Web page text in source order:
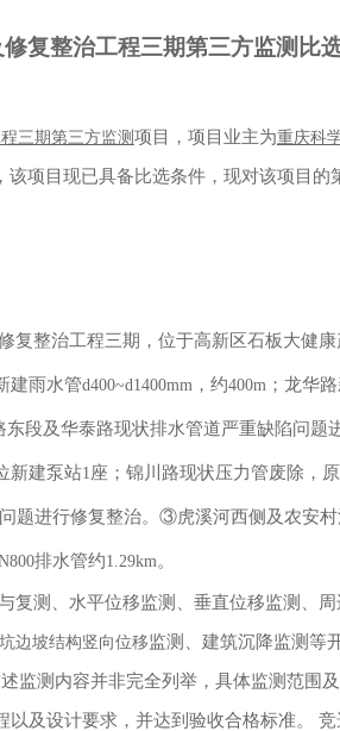
复整治工程三期第三方监测 比
三期第三方监测项目，项目业主为重庆科
，该项目现已具备比选条件，现对该项目的
复整治工程三期，位于高新区石板大健
建雨水管d400~d1400mm ，约400m ；龙华
东段及华泰路现状排水管道严重缺陷问
新建泵站1 座；锦川路现状压力管废除，
题进行修复整治。③虎溪河西侧及农安村
排水管约1.29km。
复测、水平位移监测、垂直位移监测 、
边坡结构竖向位移监测、建筑沉降监测等
监测内容并非完全列举，具体监测范围
及设计要求，并达到验收合格标准。